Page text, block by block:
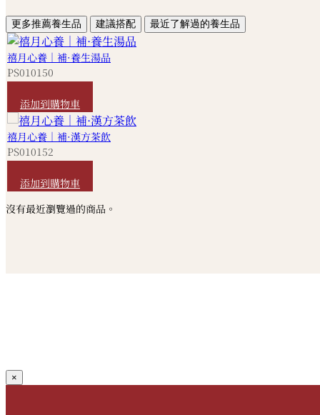
更多推薦養生品 建議搭配 最近了解過的養生品
禧月心養｜補·養生湯品
PS010150
添加到購物車
禧月心養｜補·漢方茶飲
PS010152
添加到購物車
沒有最近瀏覽過的商品。
×